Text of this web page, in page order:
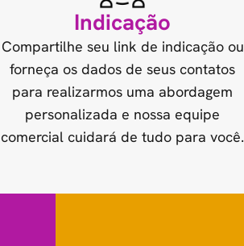
Indicação
Compartilhe seu link de indicação ou
forneça os dados de seus contatos
para realizarmos uma abordagem
personalizada e nossa equipe
comercial cuidará de tudo para você.